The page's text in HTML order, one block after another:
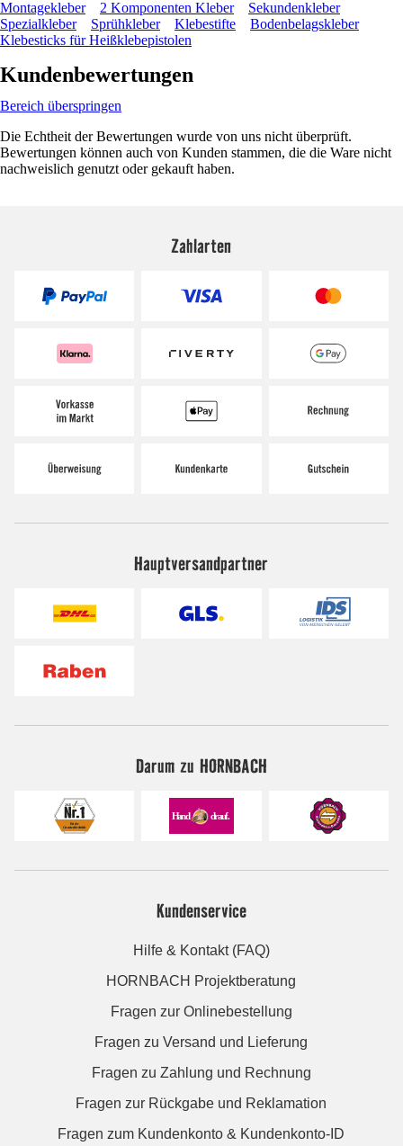
Montagekleber 2 Komponenten Kleber
Sekundenkleber
Spezialkleber
Sprühkleber Klebestifte
Bodenbelagskleber
Klebesticks für Heißklebepistolen
Kundenbewertungen
Bereich überspringen
Die Echtheit der Bewertungen wurde von uns nicht überprüft.
Bewertungen können auch von Kunden stammen, die die Ware nicht
nachweislich genutzt oder gekauft haben.
Zahlarten
Hauptversandpartner
Darum zu HORNBACH
Kundenservice
Hilfe & Kontakt (FAQ)
HORNBACH Projektberatung
Fragen zur Onlinebestellung
Fragen zu Versand und Lieferung
Fragen zu Zahlung und Rechnung
Fragen zur Rückgabe und Reklamation
Fragen zum Kundenkonto & Kundenkonto-ID